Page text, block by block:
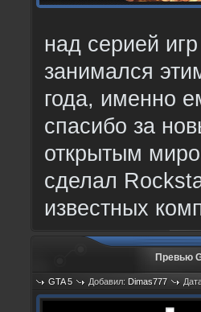
над серией
занимался
года, именно
спасибо за
открытым
сделал
известных
Превью
GTA 5 Добавил: Dimas777